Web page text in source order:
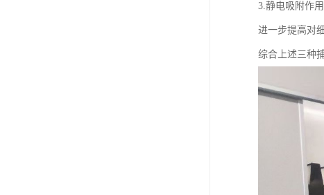
3.静电吸附作
进一步提高对
综合上述三种